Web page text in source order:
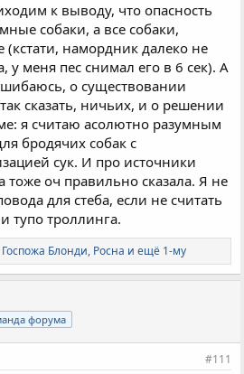
Но почему я должна:
площадке?
без какашек?
шарахаясь от бездомных собак,
хозяевами без ошейников и
свои маршруты на
сектор, заранее зная, что там
чей-то любимец.
в аварии, когда по дороге бежит
за ее здоровье подвергает риску
покупать перцовый
- любьите на здоровье у себя в
ваше любимое животное не
риску своих, а не чужих
глисты своей собаки и занимайтесь
Но не надо навязывать
остальным с ласковой
он еще совсем у нас
к выводу, что опасность
собаки, а все собаки,
намордник далеко не
у меня пес снимал его в 6 сек). А
о существовании
сказать, ничьих, и о решении
я считаю асолютно разумным
бродячих собак с
сук. И про источники
тоже оч правильно сказала. Я не
для стеба, если не считать
тупо троллинга.
Госпожа Блонди, Росна и ещё 1-му
форума
#111